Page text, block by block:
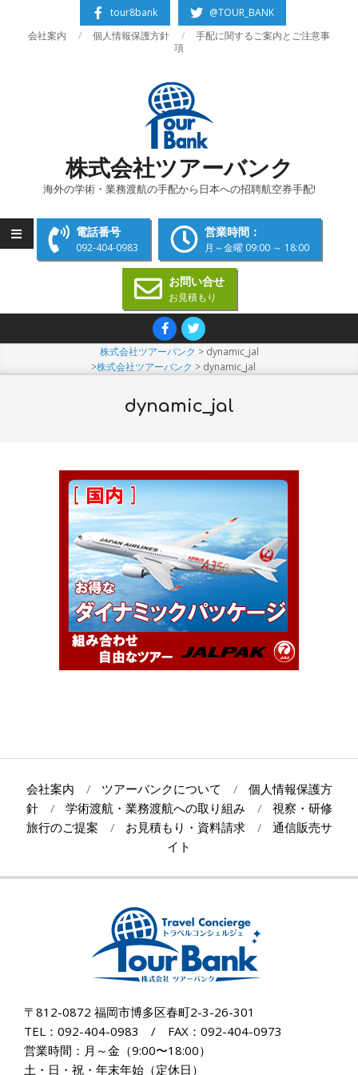
tour8bank
@TOUR_BANK
会社案内
個人情報保護方針
手配に関するご案内とご注意事
項
株式会社ツアーバンク
海外の学術・業務渡航の手配から日本への招聘航空券手配!
電話番号
092-404-0983
営業時間：
月～金曜 09:00 ～ 18:00
お問い合せ
お見積もり
Navigation
株式会社ツアーバンク > dynamic_jal
>株式会社ツアーバンク > dynamic_jal
dynamic_jal
05-
会社案内
ツアーバンクについて
個人情報保護方
針
学術渡航・業務渡航への取り組み
視察・研修
旅行のご提案
お見積もり・資料請求
通信販売サ
イト
〒812-0872 福岡市博多区春町2-3-26-301
TEL：092-404-0983 / FAX：092-404-0973
営業時間：月～金（9:00〜18:00）
土・日・祝・年末年始（定休日）